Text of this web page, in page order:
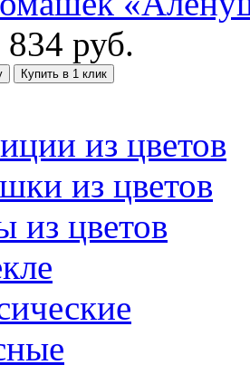
834 руб.
Купить в 1 клик
из цветов
из цветов
из цветов